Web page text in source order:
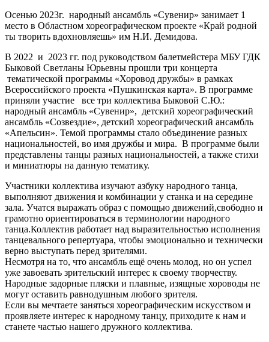
Осенью 2023г. народный ансамбль «Сувенир» занимает 1
место в Областном хореографическом проекте «Край родной
ты творить вдохновляешь» им Н.И. Демидова.
В 2022 и 2023 гг. под руководством балетмейстера МБУ ГДК
Быковой Светланы Юрьевны прошли три концерта
тематической программы «Хоровод дружбы» в рамках
Всероссийского проекта «Пушкинская карта». В программе
приняли участие все три коллектива Быковой С.Ю.:
народный ансамбль «Сувенир», детский хореографический
ансамбль «Созвездие», детский хореографический ансамбль
«Апельсин». Темой программы стало объединение разных
национальностей, во имя дружбы и мира. В программе были
представлены танцы разных национальностей, а также стихи
и миниатюры на данную тематику.
Участники коллектива изучают азбуку народного танца,
выполняют движения и комбинации у станка и на середине
зала. Учатся выражать образ с помощью движений,свободно и
грамотно ориентироваться в терминологии народного
танца.Коллектив работает над выразительностью исполнения
танцевального репертуара, чтобы эмоционально и технически
верно выступать перед зрителями.
Несмотря на то, что ансамбль ещё очень молод, но он успел
уже завоевать зрительский интерес к своему творчеству.
Народные задорные пляски и плавные, изящные хороводы не
могут оставить равнодушным любого зрителя.
Если вы мечтаете заняться хореографическим искусством и
проявляете интерес к народному танцу, приходите к нам и
станете частью нашего дружного коллектива.